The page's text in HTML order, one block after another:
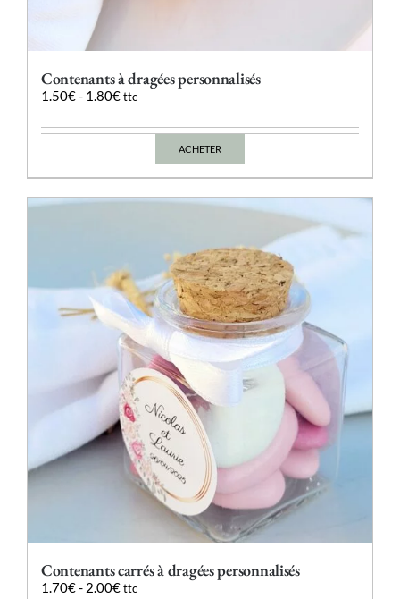
Contenants à dragées personnalisés
1.50€- 1.80€ ttc
ACHETER
Ce
plusieurs
options
peuvent
être
choisies
sur
la
page
du
Contenants carrés à dragées personnalisés
1.70€- 2.00€ ttc